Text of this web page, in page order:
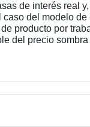
de interés real
del modelo
producto por
del precio